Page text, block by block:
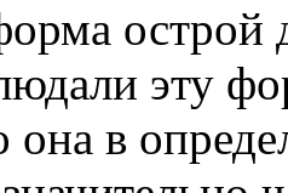
острой
эту
в